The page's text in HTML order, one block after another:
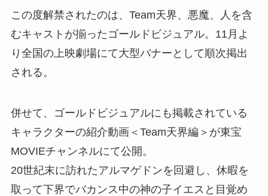
この度解禁されたのは、Team天界、悪魔、人を含
むキャストが揃ったゴールドビジュアル。11月よ
り全国の上映劇場にて大型バナーとして順次掲出
される。
併せて、ゴールドビジュアルにも掲載されている
キャラクターの紹介動画＜Team天界編＞が東宝
MOVIEチャンネルにて公開。
20世紀末に訪れたアルマゲドンを回避し、休暇を
取って下界でバカンス中の神の子イエスと目覚め